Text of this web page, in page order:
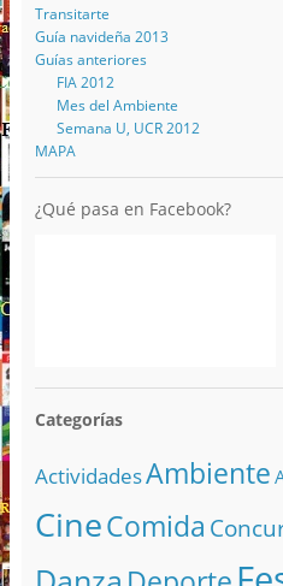
Transitarte
Guía navideña 2013
Guías anteriores
FIA 2012
Mes del Ambiente
Semana U, UCR 2012
MAPA
¿Qué pasa en Facebook?
Categorías
ActividadesAmbiente
CineComida